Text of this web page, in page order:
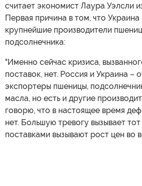
считает экономист Лаура Уэлсли
Первая причина в том, что
крупнейшие производители
подсолнечника:
"Именно сейчас кризиса,
поставок, нет. Россия и Украина –
экспортеры пшеницы,
масла, но есть и другие
говорю, что в настоящее время
нет. Большую тревогу вызывает
поставками вызывают рост цен во